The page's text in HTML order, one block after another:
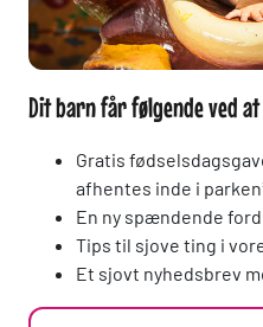
Dit barn får følgende ved
Gratis
afhentes inde i
En ny spændende
Tips til sjove ting i
Et sjovt nyhedsbrev